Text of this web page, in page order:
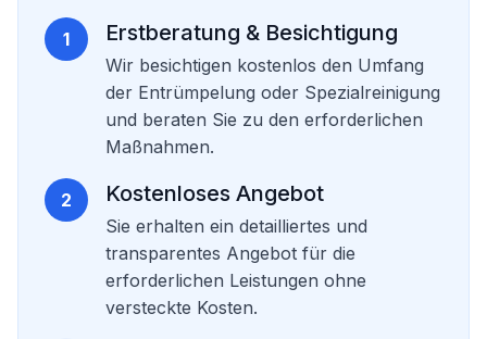
1 Erstberatung & Besichtigung
Wir besichtigen kostenlos den Umfang
der Entrümpelung oder Spezialreinigung
und beraten Sie zu den erforderlichen
Maßnahmen.
2 Kostenloses Angebot
Sie erhalten ein detailliertes und
transparentes Angebot für die
erforderlichen Leistungen ohne
versteckte Kosten.